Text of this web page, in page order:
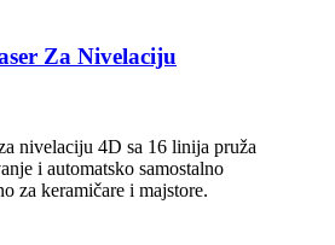
Za Nivelaciju
nivelaciju 4D sa 16 linija pruža
i automatsko samostalno
za keramičare i majstore.